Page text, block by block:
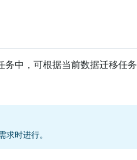
中，可根据当前数据迁移任务
求时进行。